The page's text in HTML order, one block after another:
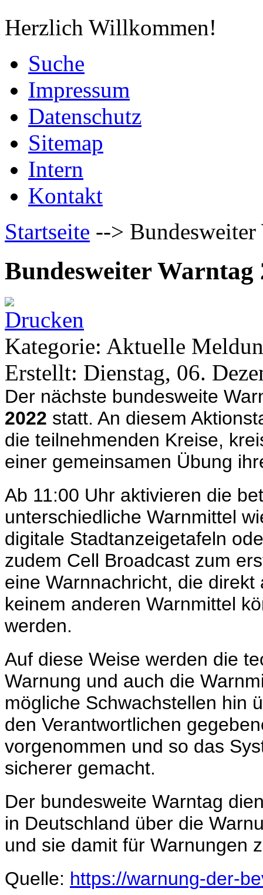
Herzlich Willkommen!
Suche
Impressum
Datenschutz
Sitemap
Intern
Kontakt
Startseite -->
Bundesweiter Warntag
Kategorie: Aktuelle
Erstellt: Dienstag, 06.
Der nächste bundesweite
2022 statt. An diesem
die teilnehmenden Kreise,
einer gemeinsamen Übung
Ab 11:00 Uhr aktivieren die
unterschiedliche Warnmittel
digitale Stadtanzeigetafeln
zudem Cell Broadcast zum
eine Warnnachricht, die
keinem anderen Warnmittel
werden.
Auf diese Weise werden die
Warnung und auch die
mögliche Schwachstellen hin
den Verantwortlichen
vorgenommen und so das
sicherer gemacht.
Der bundesweite Warntag
in Deutschland über die
und sie damit für Warnungen
Quelle: https://warnung-der-